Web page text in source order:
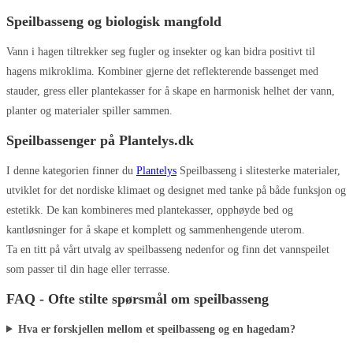
Speilbasseng og biologisk mangfold
Vann i hagen tiltrekker seg fugler og insekter og kan bidra positivt til
hagens mikroklima. Kombiner gjerne det reflekterende bassenget med
stauder, gress eller plantekasser for å skape en harmonisk helhet der vann,
planter og materialer spiller sammen.
Speilbassenger på Plantelys.dk
I denne kategorien finner du Plantelys Speilbasseng i slitesterke materialer,
utviklet for det nordiske klimaet og designet med tanke på både funksjon og
estetikk. De kan kombineres med plantekasser, opphøyde bed og
kantløsninger for å skape et komplett og sammenhengende uterom.
Ta en titt på vårt utvalg av speilbasseng nedenfor og finn det vannspeilet
som passer til din hage eller terrasse.
FAQ - Ofte stilte spørsmål om speilbasseng
Hva er forskjellen mellom et speilbasseng og en hagedam?